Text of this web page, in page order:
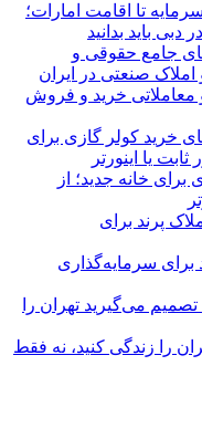
تا اقامت امارات؛
باید بدانید
جامع حقوقی و
صنعتی در ایران
معاملاتی خرید و فروش
خرید کولر گازی برای
یا اینورتر
برای خانه جدید؛ از
پرند برای
برای سرمایه‌گذاری
می‌گیرید تهران را
را زندگی کنید، نه فقط